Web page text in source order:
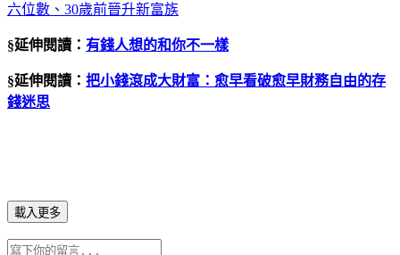
六位數、30歲前晉升新富族
§延伸閱讀： 有錢人想的和你不一樣
§延伸閱讀： 把小錢滾成大財富：愈早看破愈早財務自由的存
錢迷思
載入更多